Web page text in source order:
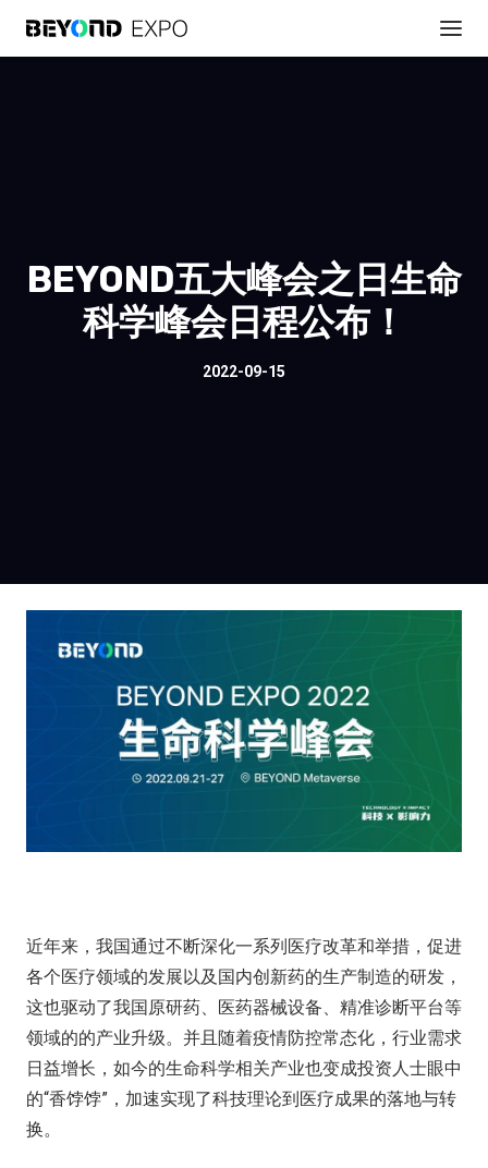
BEYOND五大峰会之日生命
科学峰会日程公布！
2022-09-15
近年来，我国通过不断深化一系列医疗改革和举措，促进
各个医疗领域的发展以及国内创新药的生产制造的研发，
这也驱动了我国原研药、医药器械设备、精准诊断平台等
领域的的产业升级。并且随着疫情防控常态化，行业需求
日益增长，如今的生命科学相关产业也变成投资人士眼中
的“香饽饽”，加速实现了科技理论到医疗成果的落地与转
换。